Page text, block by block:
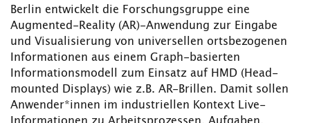
Berlin entwickelt die Forschungsgruppe eine
Augmented-Reality (AR)-Anwendung zur Eingabe
und Visualisierung von universellen ortsbezogenen
Informationen aus einem Graph-basierten
Informationsmodell zum Einsatz auf HMD (Head-
mounted Displays) wie z.B. AR-Brillen. Damit sollen
Anwender*innen im industriellen Kontext Live-
Informationen zu Arbeitsprozessen, Aufgaben,